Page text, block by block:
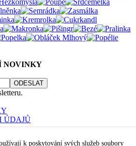
NOVINKY
ÚDAJŮ
k poskytování svých služeb soubory